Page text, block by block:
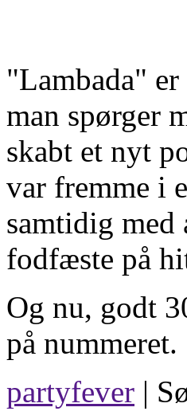
"Lambada"
man spørger
skabt et nyt
var fremme i
samtidig med
fodfæste på
Og nu, godt
på nummeret.
partyfever |